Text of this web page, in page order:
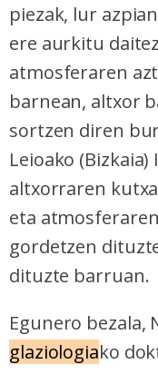
piezak, lur
ere aurkitu
atmosferaren
barnean, altxor
sortzen diren
Leioako
altxorraren
eta
gordetzen
dituzte barruan.
Egunero bezala,
glaziologiako